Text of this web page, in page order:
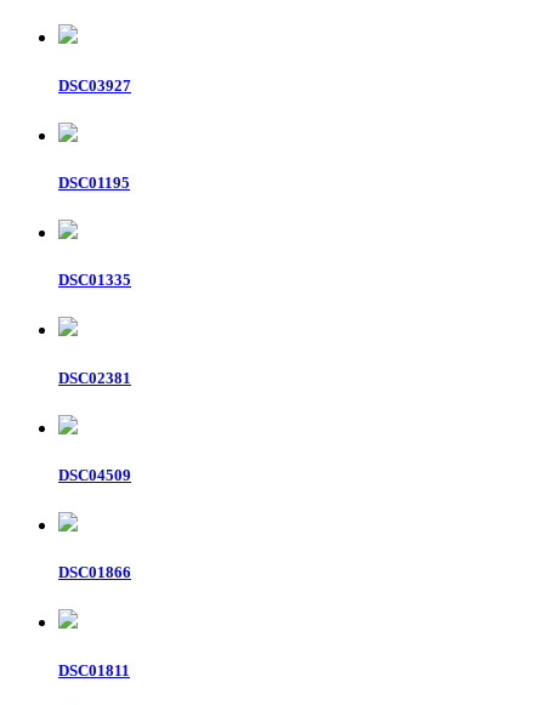
DSC03927
DSC01195
DSC01335
DSC02381
DSC04509
DSC01866
DSC01811